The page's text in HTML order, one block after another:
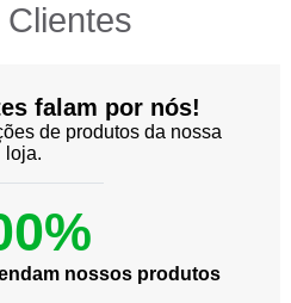
falam por nós!
de produtos da nossa
loja.
nossos produtos